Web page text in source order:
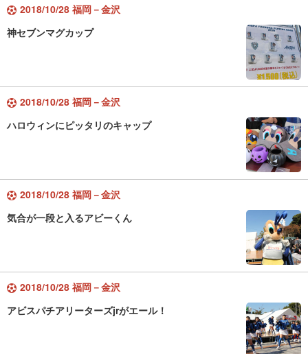
2018/10/28 福岡－金沢
神セブンマグカップ
2018/10/28 福岡－金沢
ハロウィンにピッタリのキャップ
2018/10/28 福岡－金沢
気合が一段と入るアビーくん
2018/10/28 福岡－金沢
アビスパチアリーターズjrがエール！